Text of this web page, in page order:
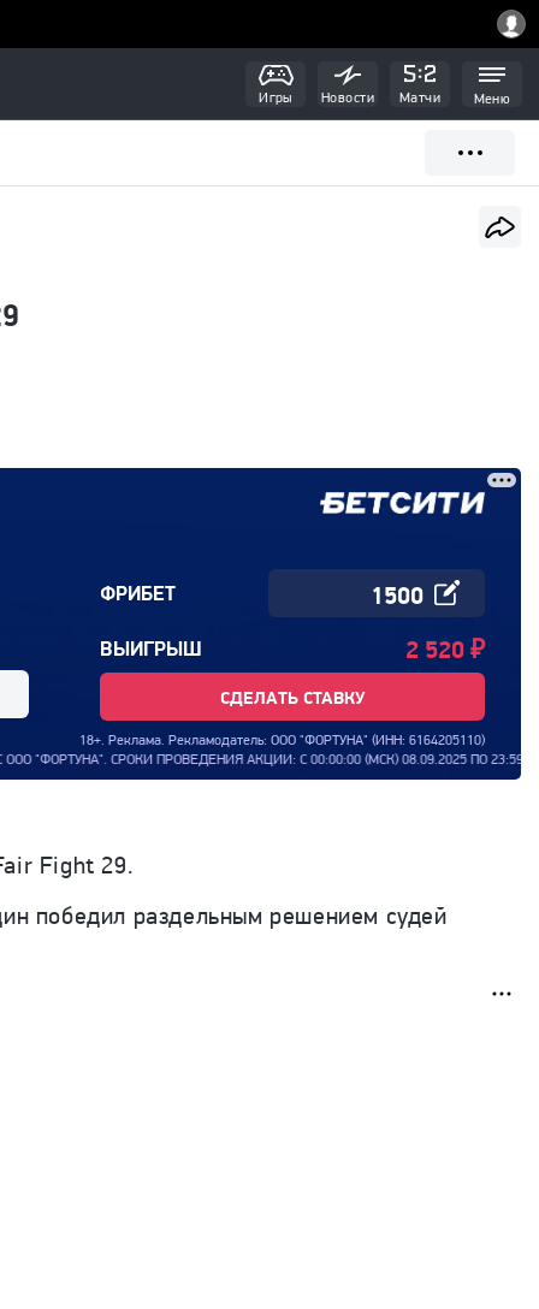
Игры Новости Матчи Меню
ФРИБЕТ
ВЫИГРЫШ 2 520 ₽
СДЕЛАТЬ СТАВКУ
18+. Реклама. Рекламодатель: ООО "ФОРТУНА" (ИНН: 6164205110)
АКЦИИ: С 00:00:00 (МСК) 08.09.2025 ПО 23:59:59 (МСК)
Fight 29.
победил раздельным решением судей